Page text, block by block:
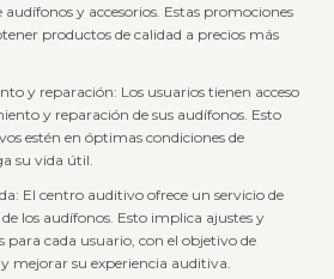
y accesorios. Estas promociones
productos de calidad a precios más
y reparación: Los usuarios tienen acceso
y reparación de sus audífonos. Esto
estén en óptimas condiciones de
su vida útil.
El centro auditivo ofrece un servicio de
los audífonos. Esto implica ajustes y
para cada usuario, con el objetivo de
mejorar su experiencia auditiva.